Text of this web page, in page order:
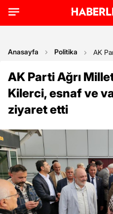
Anasayfa Politika AK
AK Parti Ağrı
Kilerci, esnaf ve
ziyaret etti